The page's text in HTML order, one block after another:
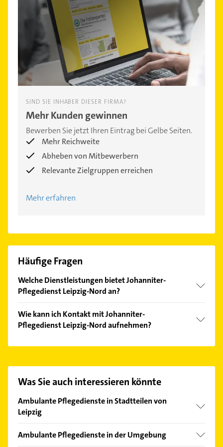
SIND SIE INHABER DIESER FIRMA?
Mehr Kunden gewinnen
Bewerben Sie jetzt Ihren Eintrag bei Gelbe Seiten.
Mehr Reichweite
Abheben von Mitbewerbern
Relevante Zielgruppen erreichen
Mehr erfahren
Häufige Fragen
Welche Dienstleistungen bietet Johanniter-
Pflegedienst Leipzig-Nord an?
Pflegeberatung, Häusliche Pflege und
Verhinderungspflege.
Wie kann ich Kontakt mit Johanniter-
Pflegedienst Leipzig-Nord aufnehmen?
Hier finden Sie alleKontaktdaten
Was Sie auch interessieren könnte
Ambulante Pflegedienste in Stadtteilen von
Leipzig
Althen-Kleinpösna
Ambulante Pflegedienste in der Umgebung